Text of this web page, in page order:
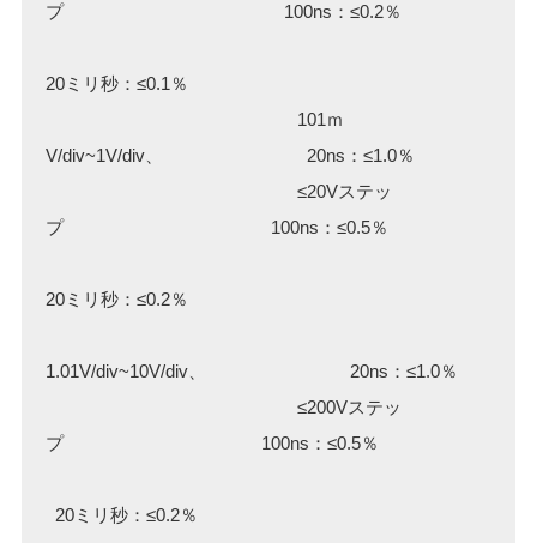
プ 100ns：≤0.2％
20ミリ秒：≤0.1％
101ｍ
V/div~1V/div、 20ns：≤1.0％
≤20Vステッ
プ 100ns：≤0.5％
20ミリ秒：≤0.2％
1.01V/div~10V/div、 20ns：≤1.0％
≤200Vステッ
プ 100ns：≤0.5％
20ミリ秒：≤0.2％